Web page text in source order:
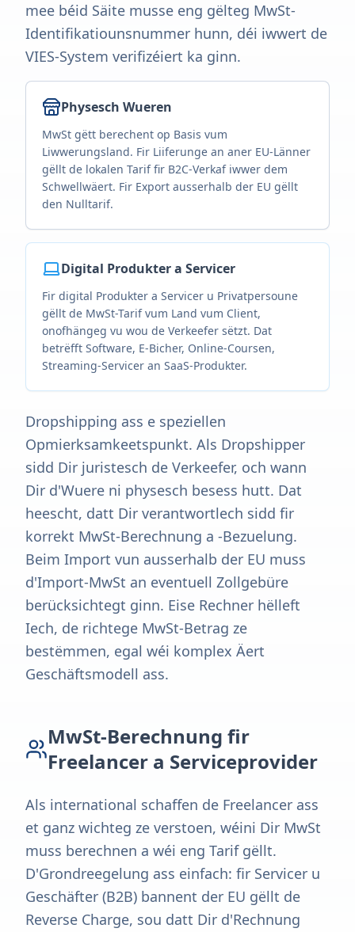
mee béid Säite musse eng gëlteg MwSt-
Identifikatiounsnummer hunn, déi iwwert de
VIES-System verifizéiert ka ginn.
Physesch Wueren
MwSt gëtt berechent op Basis vum
Liwwerungsland. Fir Liiferunge an aner EU-Länner
gëllt de lokalen Tarif fir B2C-Verkaf iwwer dem
Schwellwäert. Fir Export ausserhalb der EU gëllt
den Nulltarif.
Digital Produkter a Servicer
Fir digital Produkter a Servicer u Privatpersoune
gëllt de MwSt-Tarif vum Land vum Client,
onofhängeg vu wou de Verkeefer sëtzt. Dat
betrëfft Software, E-Bicher, Online-Coursen,
Streaming-Servicer an SaaS-Produkter.
Dropshipping ass e speziellen
Opmierksamkeetspunkt. Als Dropshipper
sidd Dir juristesch de Verkeefer, och wann
Dir d'Wuere ni physesch besess hutt. Dat
heescht, datt Dir verantwortlech sidd fir
korrekt MwSt-Berechnung a -Bezuelung.
Beim Import vun ausserhalb der EU muss
d'Import-MwSt an eventuell Zollgebüre
berücksichtegt ginn. Eise Rechner hëlleft
Iech, de richtege MwSt-Betrag ze
bestëmmen, egal wéi komplex Äert
Geschäftsmodell ass.
MwSt-Berechnung fir
Freelancer a Serviceprovider
Als international schaffen de Freelancer ass
et ganz wichteg ze verstoen, wéini Dir MwSt
muss berechnen a wéi eng Tarif gëllt.
D'Grondreegelung ass einfach: fir Servicer u
Geschäfter (B2B) bannent der EU gëllt de
Reverse Charge, sou datt Dir d'Rechnung